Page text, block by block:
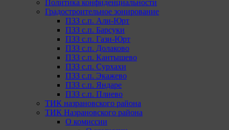
Политика конфиденциальности
Градостроительное зонирование
ПЗЗ с.п. Али-Юрт
ПЗЗ с.п. Барсуки
ПЗЗ с.п. Гази-Юрт
ПЗЗ с.п. Долаково
ПЗЗ с.п. Кантышево
ПЗЗ с.п. Сурхахи
ПЗЗ с.п. Экажево
ПЗЗ с.п. Яндаре
ПЗЗ с.п. Плиево
ТИК назрановского района
ТИК Назрановского района
О комиссии